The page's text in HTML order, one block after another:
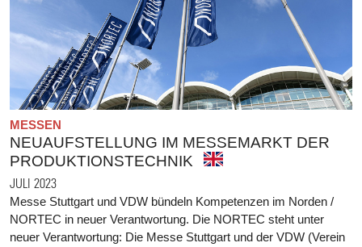
MESSEN
NEUAUFSTELLUNG IM MESSEMARKT DER
PRODUKTIONSTECHNIK
JULI 2023
Messe Stuttgart und VDW bündeln Kompetenzen im Norden /
NORTEC in neuer Verantwortung. Die NORTEC steht unter
neuer Verantwortung: Die Messe Stuttgart und der VDW (Verein